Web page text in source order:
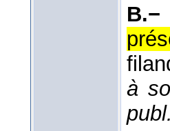
B.−
à